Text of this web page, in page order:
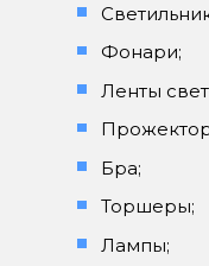
Фонари;
Ленты
Бра;
Торшеры;
Лампы;